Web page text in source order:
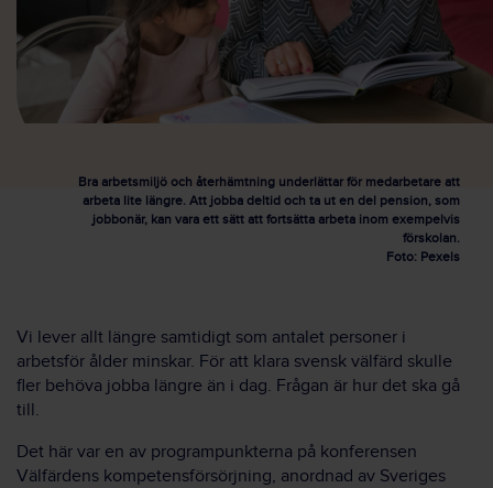
Bra arbetsmiljö och återhämtning underlättar för medarbetare att
arbeta lite längre. Att jobba deltid och ta ut en del pension, som
jobbonär, kan vara ett sätt att fortsätta arbeta inom exempelvis
förskolan.
Foto: Pexels
Vi lever allt längre samtidigt som antalet personer i
arbetsför ålder minskar. För att klara svensk välfärd skulle
fler behöva jobba längre än i dag. Frågan är hur det ska gå
till.
Det här var en av programpunkterna på konferensen
Välfärdens kompetensförsörjning, anordnad av Sveriges